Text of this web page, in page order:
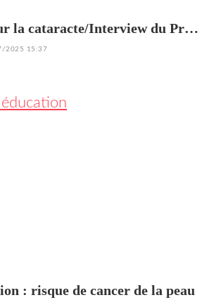
la cataracte/Interview du Pr
Médecin Ophtalmologue à
2025 15:37
: risque de cancer de la peau